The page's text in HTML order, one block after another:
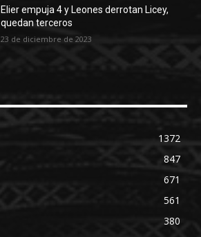
Elier empuja 4 y Leones derrotan Licey,
quedan terceros
23 de diciembre de 2023
1372
847
671
561
380